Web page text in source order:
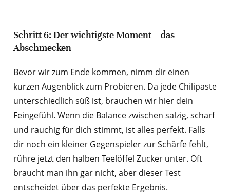
Schritt 6: Der wichtigste Moment – das
Abschmecken
Bevor wir zum Ende kommen, nimm dir einen
kurzen Augenblick zum Probieren. Da jede Chilipaste
unterschiedlich süß ist, brauchen wir hier dein
Feingefühl. Wenn die Balance zwischen salzig, scharf
und rauchig für dich stimmt, ist alles perfekt. Falls
dir noch ein kleiner Gegenspieler zur Schärfe fehlt,
rühre jetzt den halben Teelöffel Zucker unter. Oft
braucht man ihn gar nicht, aber dieser Test
entscheidet über das perfekte Ergebnis.